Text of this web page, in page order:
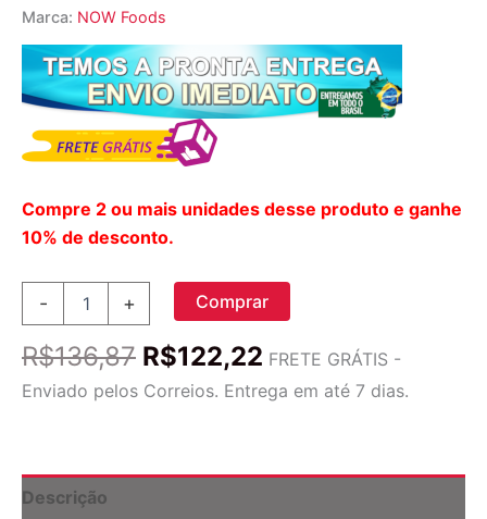
Marca: NOW Foods
Compre 2 ou mais unidades desse produto e ganhe
10% de desconto.
-
Essencial
Laranja
Foods
oz)
+ Comprar
R$136,87 O
preço
R$136,87.
R$122,22 O
preço
atual
R$122,22.
FRETE GRÁTIS -
Enviado pelos Correios. Entrega em até 7 dias.
Descrição